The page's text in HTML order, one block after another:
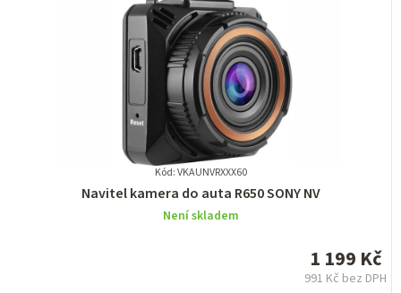
Kód: VKAUNVRXXX60
Průměrné
hodnocení
Navitel kamera do auta R650 SONY NV
Není skladem
1 199 Kč
991 Kč bez DPH